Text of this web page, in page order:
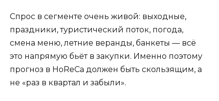
Спрос в сегменте очень живой: выходные,
праздники, туристический поток, погода,
смена меню, летние веранды, банкеты — всё
это напрямую бьёт в закупки. Именно поэтому
прогноз в HoReCa должен быть скользящим, а
не «раз в квартал и забыли».